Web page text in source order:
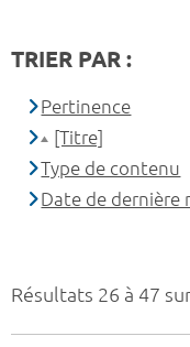
Résultats 26 à 47
TRIER PAR :
Pertinence
[Titre]
Type de contenu
Date de dernière